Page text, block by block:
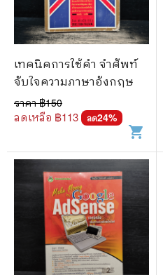
เทคนิคการใช้คำ จำศัพท์
จับใจความภาษาอังกฤษ
ราคา ฿150
ลดเหลือ ฿113 ลด24%
shopping_cart